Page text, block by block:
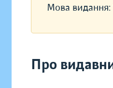
Мова видання:
Про